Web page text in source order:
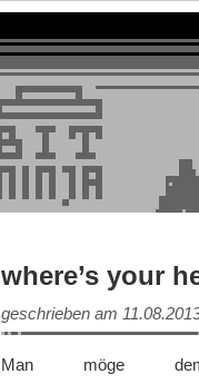
where’s your
geschrieben am
Man möge